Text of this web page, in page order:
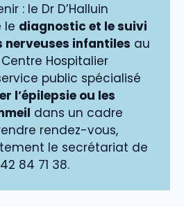
: le Dr D’Halluin
le diagnostic et le suivi
nerveuses infantiles au
Hospitalier
public spécialisé
l’épilepsie ou les
dans un cadre
rendez-vous,
le secrétariat de
84 71 38.